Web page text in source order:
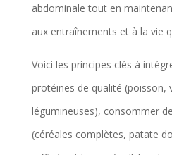
abdominale tout en
aux entraînements et à la vie
Voici les principes clés à
protéines de qualité (poisson,
légumineuses), consommer
(céréales complètes, patate